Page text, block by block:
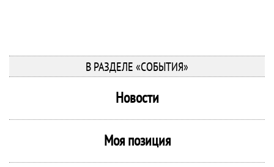
В РАЗДЕЛЕ «СОБЫТИЯ»
Новости
Моя позиция